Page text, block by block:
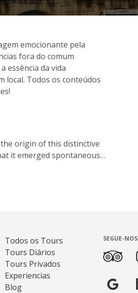
emocionante pela
fora do comum
essência da vida
local. Todos os conteúdos
the origin of this distinctive
it emerged spontaneously
in an urban setting.
Todos os Tours
Tours Diários
Tours Privados
Experiencias
Blog
SEGUE-NOS